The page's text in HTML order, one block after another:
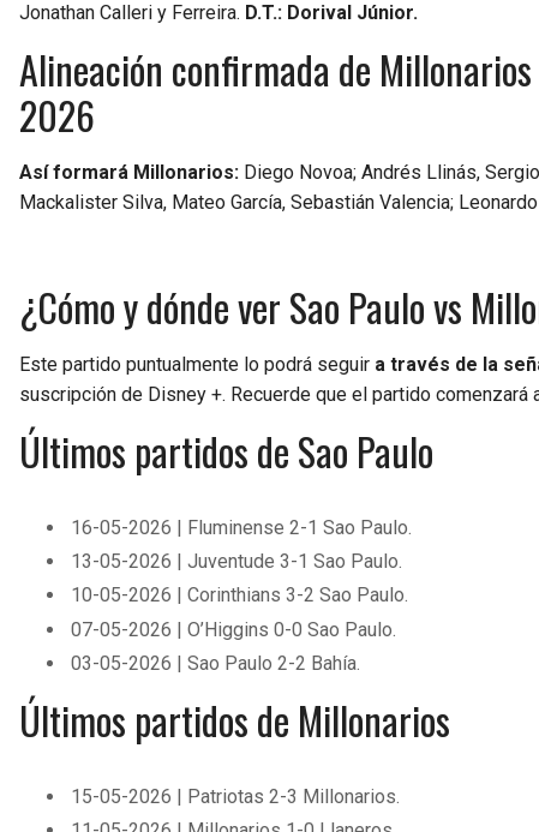
Jonathan Calleri y Ferreira. D.T.: Dorival Júnior.
Alineación confirmada de
2026
Así formará Millonarios: Diego Novoa; Andrés Llinás,
Mackalister Silva, Mateo García, Sebastián Valencia;
¿Cómo y dónde ver Sao Paulo vs
Este partido puntualmente lo podrá seguir a través de la
suscripción de Disney +. Recuerde que el partido comenzará
Últimos partidos de Sao Paulo
16-05-2026 | Fluminense 2-1 Sao Paulo.
13-05-2026 | Juventude 3-1 Sao Paulo.
10-05-2026 | Corinthians 3-2 Sao Paulo.
07-05-2026 | O’Higgins 0-0 Sao Paulo.
03-05-2026 | Sao Paulo 2-2 Bahía.
Últimos partidos de Millonarios
15-05-2026 | Patriotas 2-3 Millonarios.